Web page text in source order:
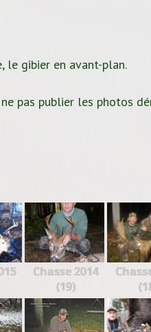
le gibier en avant-plan.
pas publier les photos
Chasse 2014
(19)